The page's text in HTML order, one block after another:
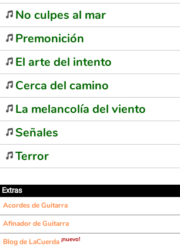
No culpes al mar
Premonición
El arte del intento
Cerca del camino
La melancolía del viento
Señales
Terror
Extras
Acordes de Guitarra
Afinador de Guitarra
Blog de LaCuerda ¡nuevo!